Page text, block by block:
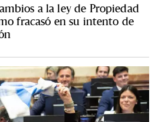
a la ley de Propiedad
fracasó en su intento de